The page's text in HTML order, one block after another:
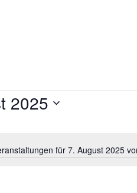
für 7. August 2025
2025